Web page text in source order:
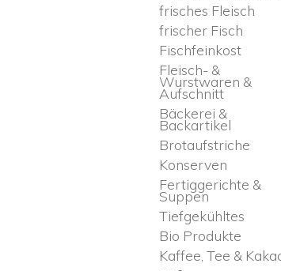
frisches Fleisch
frischer Fisch
Fischfeinkost
Fleisch- &
Wurstwaren &
Aufschnitt
Bäckerei &
Backartikel
Brotaufstriche
Konserven
Fertiggerichte &
Suppen
Tiefgekühltes
Bio Produkte
Kaffee, Tee &